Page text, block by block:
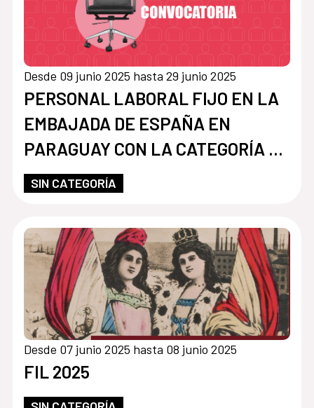
Desde 09 junio 2025 hasta 29 junio 2025
PERSONAL LABORAL FIJO EN LA
EMBAJADA DE ESPAÑA EN
PARAGUAY CON LA CATEGORÍA DE
MAYORDOMO
SIN CATEGORÍA
Desde 07 junio 2025 hasta 08 junio 2025
FIL 2025